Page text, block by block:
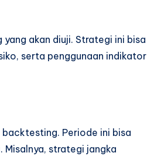
akan diuji. Strategi ini bisa
serta penggunaan indikator
Periode ini bisa
strategi jangka